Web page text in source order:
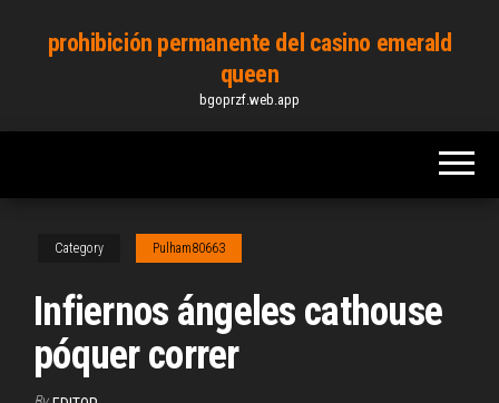
prohibición permanente del casino emerald
queen
bgoprzf.web.app
Category Pulham80663
Infiernos ángeles cathouse
póquer correr